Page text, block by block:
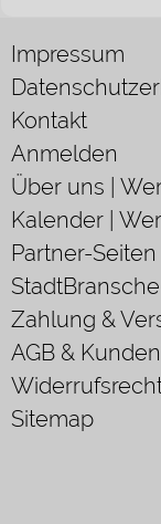
Impressum
Kontakt
Anmelden
Über uns |
Kalender |
Partner-Seiten
StadtBransche
Zahlung &
AGB &
Sitemap